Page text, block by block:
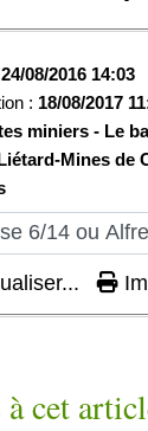
24/08/2016 14:03
: 18/08/2017
miniers - Le
Mines de
cet